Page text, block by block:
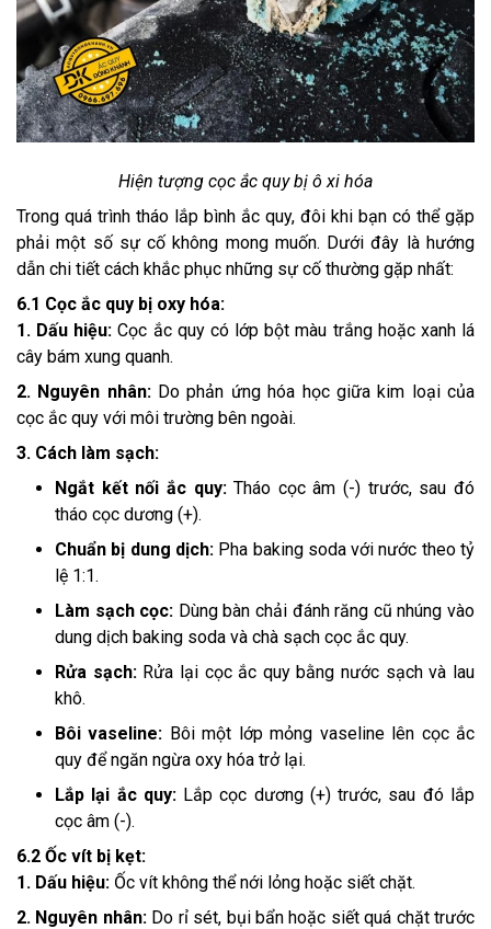
Hiện tượng cọc ắc quy bị ô xi hóa
Trong quá trình tháo lắp bình ắc quy, đôi khi bạn có thể gặp
phải một số sự cố không mong muốn. Dưới đây là hướng
dẫn chi tiết cách khắc phục những sự cố thường gặp nhất:
6.1 Cọc ắc quy bị oxy hóa:
1. Dấu hiệu:Cọc ắc quy có lớp bột màu trắng hoặc xanh lá
cây bám xung quanh.
2. Nguyên nhân:Do phản ứng hóa học giữa kim loại của
cọc ắc quy với môi trường bên ngoài.
3. Cách làm sạch:
Ngắt kết nối ắc quy:Tháo cọc âm (-) trước, sau đó
tháo cọc dương (+).
Chuẩn bị dung dịch: Pha baking soda với nước theo tỷ
lệ 1:1.
Làm sạch cọc: Dùng bàn chải đánh răng cũ nhúng vào
dung dịch baking soda và chà sạch cọc ắc quy.
Rửa sạch: Rửa lại cọc ắc quy bằng nước sạch và lau
khô.
Bôi vaseline: Bôi một lớp mỏng vaseline lên cọc ắc
quy để ngăn ngừa oxy hóa trở lại.
Lắp lại ắc quy: Lắp cọc dương (+) trước, sau đó lắp
cọc âm (-).
6.2 Ốc vít bị kẹt:
1. Dấu hiệu: Ốc vít không thể nới lỏng hoặc siết chặt.
2. Nguyên nhân: Do rỉ sét, bụi bẩn hoặc siết quá chặt trước